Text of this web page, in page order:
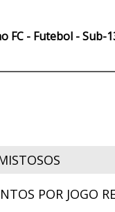
FC - Futebol - Sub-
POR JOGO